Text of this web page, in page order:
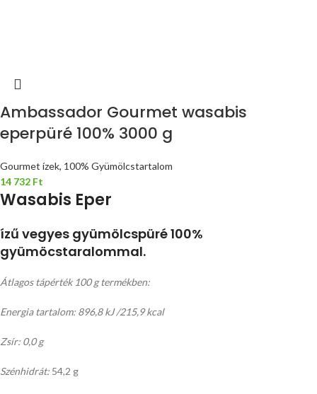
Ambassador Gourmet wasabis
eperpüré 100% 3000 g
Gourmet ízek, 100% Gyümölcstartalom
14 732 Ft
Wasabis Eper
ízű vegyes gyümölcspüré 100%
gyümöcstaralommal.
Átlagos tápérték 100 g termékben:
Energia tartalom: 896,8 kJ /215,9 kcal
Zsír: 0,0 g
Szénhidrát: 54,2 g